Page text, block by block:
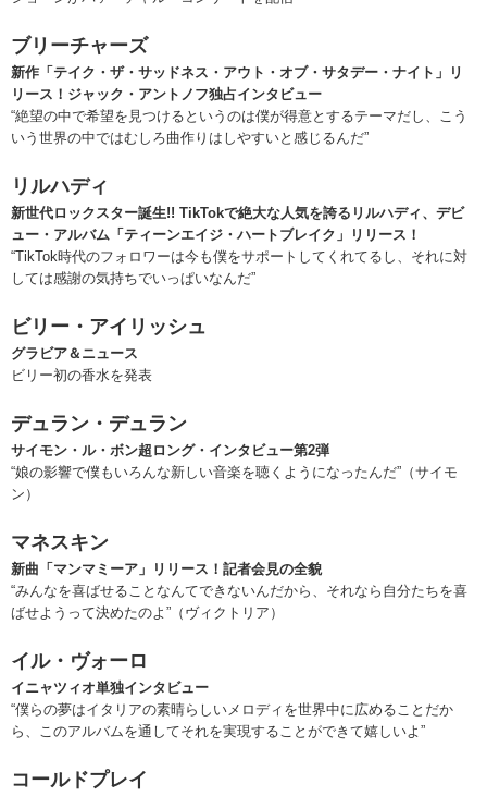
ブリーチャーズ
新作「テイク・ザ・サッドネス・アウト・オブ・サタデー・ナイト」リ
リース！ジャック・アントノフ独占インタビュー
“絶望の中で希望を見つけるというのは僕が得意とするテーマだし、こう
いう世界の中ではむしろ曲作りはしやすいと感じるんだ”
リルハディ
新世代ロックスター誕生!! TikTokで絶大な人気を誇るリルハディ、デビ
ュー・アルバム「ティーンエイジ・ハートブレイク」リリース！
“TikTok時代のフォロワーは今も僕をサポートしてくれてるし、それに対
しては感謝の気持ちでいっぱいなんだ”
ビリー・アイリッシュ
グラビア＆ニュース
ビリー初の香水を発表
デュラン・デュラン
サイモン・ル・ボン超ロング・インタビュー第2弾
“娘の影響で僕もいろんな新しい音楽を聴くようになったんだ”（サイモ
ン）
マネスキン
新曲「マンマミーア」リリース！記者会見の全貌
“みんなを喜ばせることなんてできないんだから、それなら自分たちを喜
ばせようって決めたのよ”（ヴィクトリア）
イル・ヴォーロ
イニャツィオ単独インタビュー
“僕らの夢はイタリアの素晴らしいメロディを世界中に広めることだか
ら、このアルバムを通してそれを実現することができて嬉しいよ”
コールドプレイ